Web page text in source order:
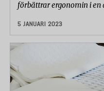
förbättrar ergonomin i en
5 JANUARI 2023